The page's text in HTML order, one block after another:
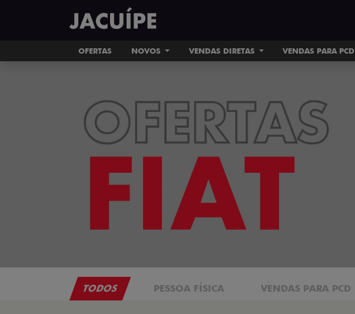
OFERTAS NOVOS VENDAS DIRETAS VENDAS PARA PCD
TODOS PESSOA FÍSICA VENDAS PARA PCD